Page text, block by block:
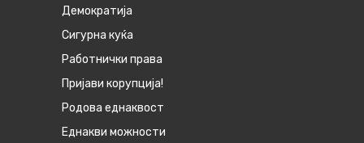
Демократија
Сигурна куќа
Работнички права
Пријави корупција!
Родова еднаквост
Eднакви можности